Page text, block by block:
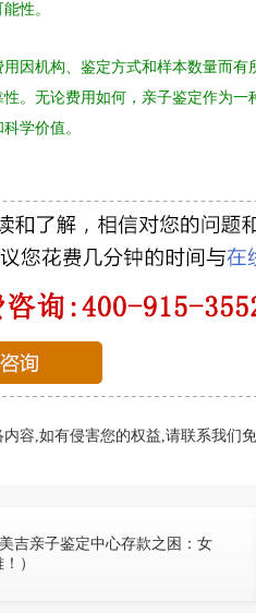
性。
因机构、鉴定方式和样本数量而
。无论费用如何，亲子鉴定作为
学价值。
容,如有侵害您的权益,请联系我们
吉亲子鉴定中心存款之困：女
）